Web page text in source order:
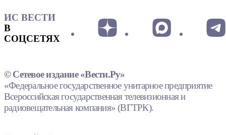
ИС ВЕСТИ
В
СОЦСЕТЯХ
© Сетевое издание «Вести.Ру»
«Федеральное государственное унитарное предприятие
Всероссийская государственная телевизионная и
радиовещательная компания» (ВГТРК).